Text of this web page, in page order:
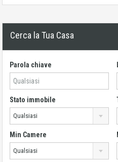
Cerca la Tua Casa
Parola chiave
Stato immobile
Qualsiasi
Min Camere
Qualsiasi